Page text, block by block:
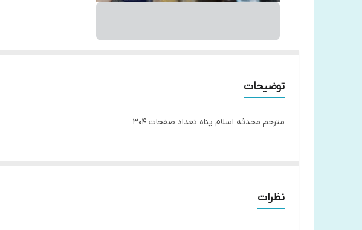
توضیحات
مترجم محدثه اسلام پناه تعداد صفحات 304
نظرات